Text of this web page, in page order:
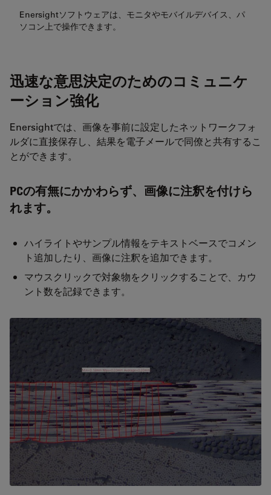
Enersightソフトウェアは、モニタやモバイルデバイス、パ
ソコン上で操作できます。
迅速な意思決定のためのコミュニケ
ーション強化
Enersightでは、画像を事前に設定したネットワークフォ
ルダに直接保存し、結果を電子メールで同僚と共有するこ
とができます。
PCの有無にかかわらず、画像に注釈を付けら
れます。
ハイライトやサンプル情報をテキストベースでコメン
ト追加したり、画像に注釈を追加できます。
マウスクリックで対象物をクリックすることで、カウ
ント数を記録できます。